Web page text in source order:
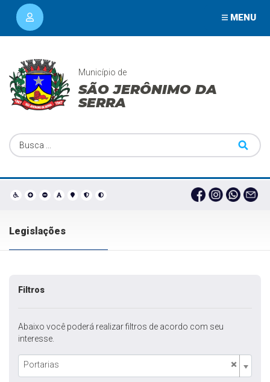
MENU
Município de
SÃO JERÔNIMO DA
SERRA
Legislações
Filtros
Abaixo você poderá realizar filtros de acordo com seu
interesse.
×
Portarias